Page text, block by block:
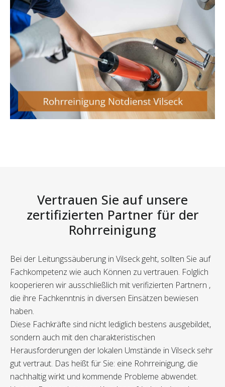
Vertrauen Sie auf unsere
zertifizierten Partner für der
Rohrreinigung
Bei der Leitungssäuberung in Vilseck geht, sollten Sie auf
Fachkompetenz wie auch Können zu vertrauen. Folglich
kooperieren wir ausschließlich mit verifizierten Partnern ,
die ihre Fachkenntnis in diversen Einsätzen bewiesen
haben.
Diese Fachkräfte sind nicht lediglich bestens ausgebildet,
sondern auch mit den charakteristischen
Herausforderungen der lokalen Umstände in Vilseck sehr
gut vertraut. Das heißt für Sie: eine Rohrreinigung, die
nachhaltig wirkt und kommende Probleme abwendet.